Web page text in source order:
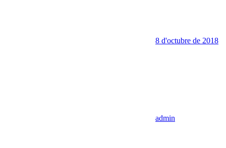
8 d'octubre de 2018
admin